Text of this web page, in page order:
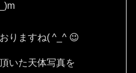
りますね( ^_^ 😉
いた天体写真を